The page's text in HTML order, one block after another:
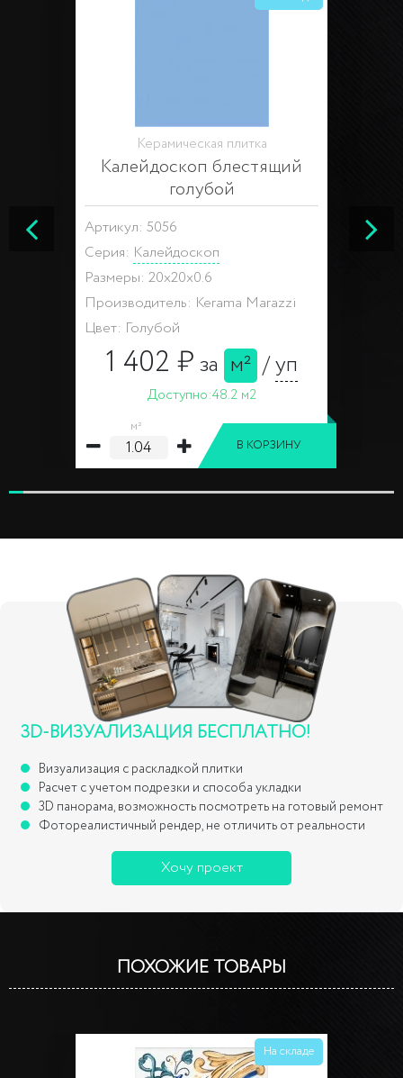
Керамическая плитка
Калейдоскоп блестящий
голубой
Артикул: 5056
Серия: Калейдоскоп
Размеры: 20x20x0.6
Производитель: Kerama Marazzi
Цвет: Голубой
1 402 ₽за м² /уп
Доступно:48.2 м2
м²
В КОРЗИНУ
3D-ВИЗУАЛИЗАЦИЯ БЕСПЛАТНО!
Визуализация с раскладкой плитки
Расчет с учетом подрезки и способа укладки
3D панорама, возможность посмотреть на готовый ремонт
Фотореалистичный рендер, не отличить от реальности
Хочу проект
ПОХОЖИЕ ТОВАРЫ
На складе